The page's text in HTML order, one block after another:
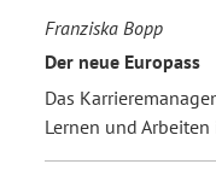
Franziska Bopp
Der neue Europass
Das
Lernen und